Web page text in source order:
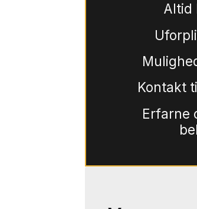
Altid
Kontakt
Erfarne